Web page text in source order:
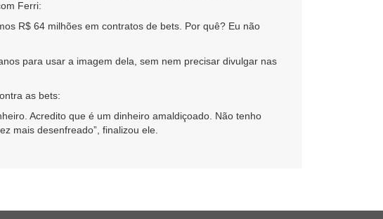
Ferri:
R$ 64 milhões em contratos de bets. Por quê? Eu não
para usar a imagem dela, sem nem precisar divulgar nas
as bets:
Acredito que é um dinheiro amaldiçoado. Não tenho
mais desenfreado”, finalizou ele.